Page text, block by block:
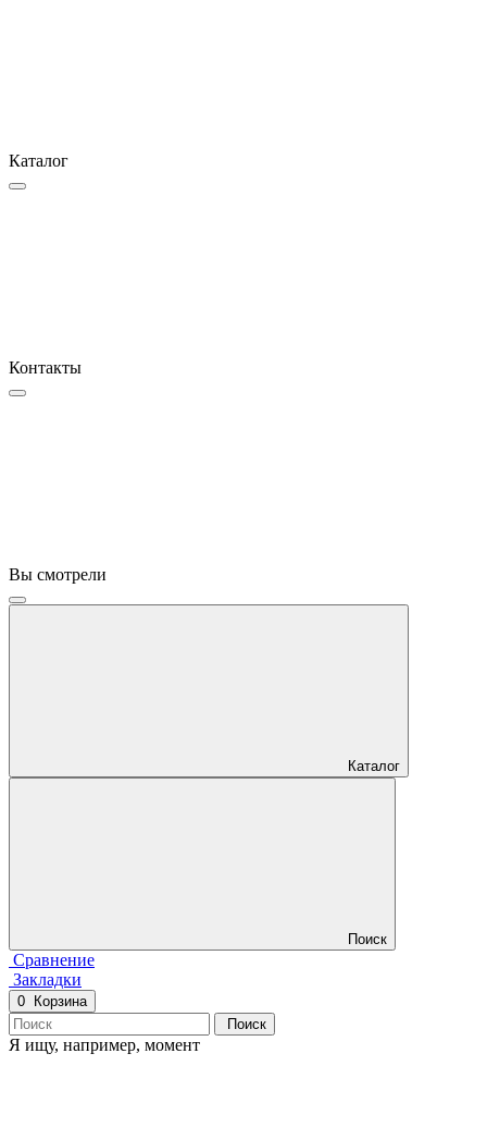
Каталог
Контакты
Вы смотрели
Каталог
Поиск
Сравнение
Закладки
0
Корзина
Поиск
Я ищу, например, момент